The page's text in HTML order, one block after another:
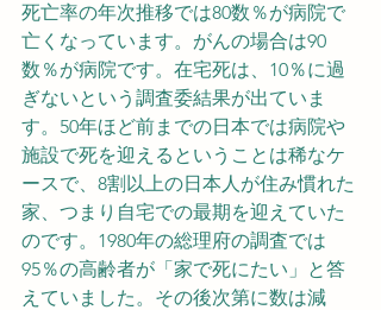
死亡率の年次推移では80数％が病院で
亡くなっています。がんの場合は90
数％が病院です。在宅死は、10％に過
ぎないという調査委結果が出ていま
す。50年ほど前までの日本では病院や
施設で死を迎えるということは稀なケ
ースで、8割以上の日本人が住み慣れた
家、つまり自宅での最期を迎えていた
のです。1980年の総理府の調査では
95％の高齢者が「家で死にたい」と答
えていました。その後次第に数は減